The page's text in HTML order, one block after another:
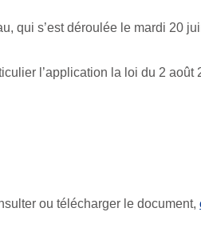
qui s’est déroulée le mardi 20
l’application la loi du 2
ou télécharger le document,